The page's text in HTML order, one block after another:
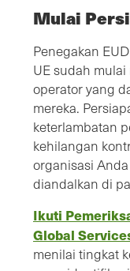
Mulai
Penegakan
UE sudah
operator yang
mereka.
keterlambatan
kehilangan
organisasi
diandalkan di
Ikuti
Global
menilai tingkat